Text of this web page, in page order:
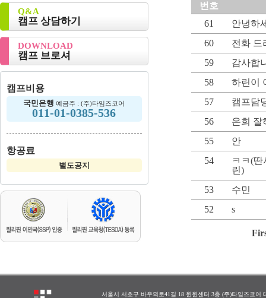
Q&A
캠프 상담하기
DOWNLOAD
캠프 브로셔
캠프비용
국민은행 예금주 : (주)타임즈코어
011-01-0385-536
항공료
별도공지
번호
61
안녕하
60
전화 드
59
감사합
58
하린이
57
캠프담
56
은희 잘
55
안
54
ㅋㅋ(
린)
53
수민
52
s
서울시 서초구 바우뫼로41길 18 윈윈센터 3층 (주)타임즈코어